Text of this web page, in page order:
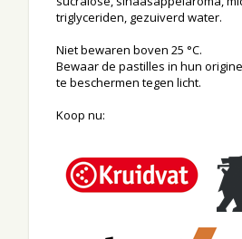
triglyceriden, gezuiverd water.
Niet bewaren boven 25 °C.
Bewaar de pastilles in hun
te beschermen tegen licht.
Koop nu: